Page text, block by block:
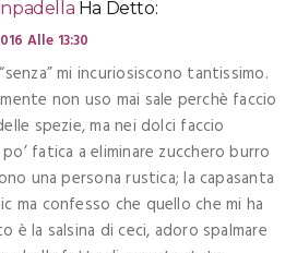
Ha Detto:
Alle 13:30
mi incuriosiscono tantissimo.
non uso mai sale perchè faccio
spezie, ma nei dolci faccio
fatica a eliminare zucchero burro
una persona rustica; la capasanta
ma confesso che quello che mi ha
è la salsina di ceci, adoro spalmare